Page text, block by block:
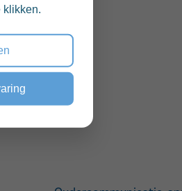
klikken.